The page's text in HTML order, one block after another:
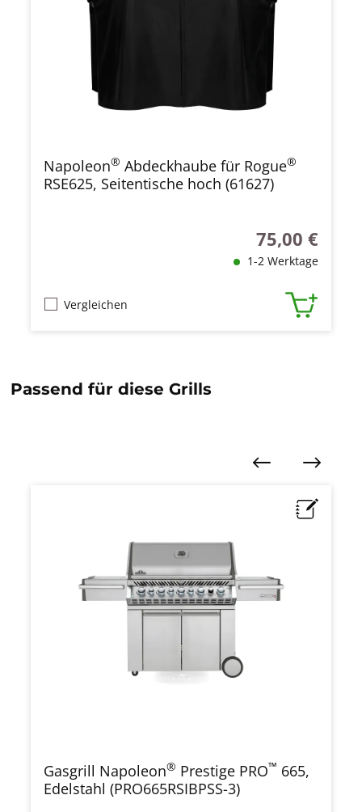
Napoleon® Abdeckhaube für Rogue®
RSE625, Seitentische hoch (61627)
Regulärer Preis:
75,00 €
1-2 Werktage
Vergleichen
Passend für diese Grills
Gasgrill Napoleon® Prestige PRO™ 665,
Edelstahl (PRO665RSIBPSS-3)